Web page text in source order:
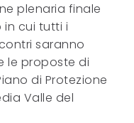
plenaria finale
in cui tutti i
saranno
le proposte di
di Protezione
Valle del